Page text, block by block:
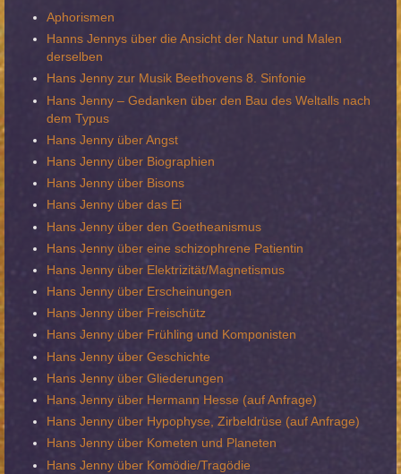
Aphorismen
Hanns Jennys über die Ansicht der Natur und Malen
derselben
Hans Jenny zur Musik Beethovens 8. Sinfonie
Hans Jenny – Gedanken über den Bau des Weltalls nach
dem Typus
Hans Jenny über Angst
Hans Jenny über Biographien
Hans Jenny über Bisons
Hans Jenny über das Ei
Hans Jenny über den Goetheanismus
Hans Jenny über eine schizophrene Patientin
Hans Jenny über Elektrizität/Magnetismus
Hans Jenny über Erscheinungen
Hans Jenny über Freischütz
Hans Jenny über Frühling und Komponisten
Hans Jenny über Geschichte
Hans Jenny über Gliederungen
Hans Jenny über Hermann Hesse (auf Anfrage)
Hans Jenny über Hypophyse, Zirbeldrüse (auf Anfrage)
Hans Jenny über Kometen und Planeten
Hans Jenny über Komödie/Tragödie